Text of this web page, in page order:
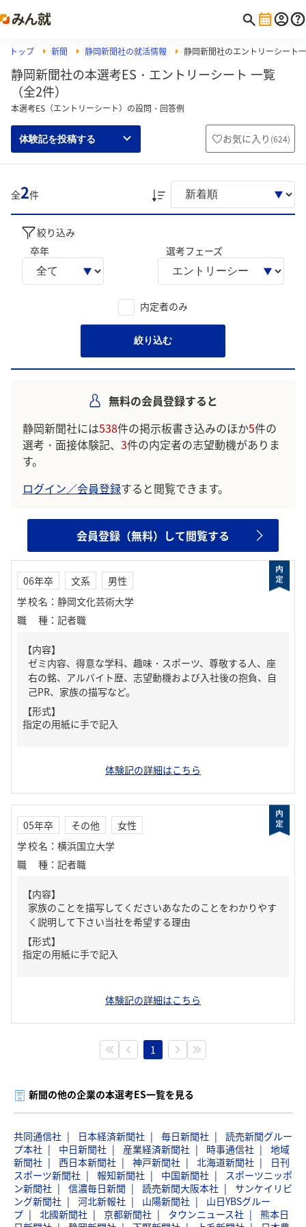
トップ 新聞 静岡新聞社の就活情報 静岡新聞社のエントリーシート
静岡新聞社の本選考ES・エントリーシート 一覧
（全2件）
本選考ES（エントリーシート）の設問・回答例
体験記を投稿する お気に入り (624)
全2件
絞り込み
卒年
選考フェーズ
内定者のみ
絞り込む
無料の会員登録すると
静岡新聞社には538件の掲示板書き込みのほか5件の
選考・面接体験記、 3件の内定者の志望動機がありま
す。
ログイン／会員登録すると閲覧できます。
会員登録（無料）して閲覧する
06年卒 文系
男性
学校名 ： 静岡文化芸術大学
職種 ： 記者職
【内容】
ゼミ内容、得意な学科、趣味・スポーツ、尊敬する人、座
右の銘、アルバイト歴、志望動機および入社後の抱負、自
己PR、家族の描写など。
【形式】
指定の用紙に手で記入
体験記の詳細はこちら
05年卒 その他
女性
学校名 ： 横浜国立大学
職種 ： 記者職
【内容】
家族のことを描写してくださいあなたのことをわかりやす
く説明して下さい当社を希望する理由
【形式】
指定の用紙に手で記入
体験記の詳細はこちら
1
新聞の他の企業の本選考ES一覧を見る
共同通信社 日本経済新聞社 毎日新聞社
読売新聞グルー
プ本社
中日新聞社 産業経済新聞社 時事通信社
地域
新聞社
西日本新聞社 神戸新聞社 北海道新聞社
日刊
スポーツ新聞社
報知新聞社 中国新聞社
スポーツニッポ
ン新聞社
信濃毎日新聞 読売新聞大阪本社
サンケイリビ
ング新聞社
河北新報社 山陽新聞社
山日YBSグルー
プ
北國新聞社 京都新聞社 タウンニュース社
熊本日